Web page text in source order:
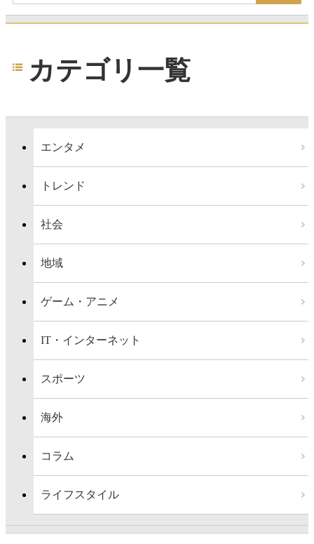
カテゴリ一覧
エンタメ
トレンド
社会
地域
ゲーム・アニメ
IT・インターネット
スポーツ
海外
コラム
ライフスタイル